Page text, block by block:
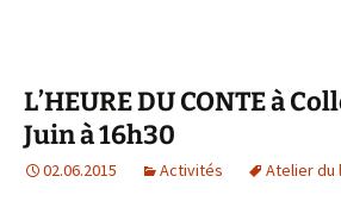
L’HEURE DU CONTE à
Juin à 16h30
02.06.2015 Activités Atelier du